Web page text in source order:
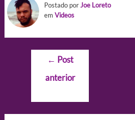
Postado porJoe Loreto
em Videos
Navegação
Post
← Post
anterior